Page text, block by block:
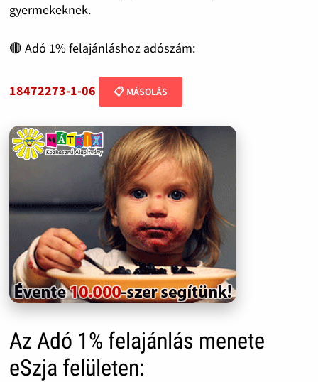
gyermekeknek.
🔴 Adó 1% felajánláshoz adószám:
18472273-1-06 📋 MÁSOLÁS
Az Adó 1% felajánlás menete
eSzja felületen: